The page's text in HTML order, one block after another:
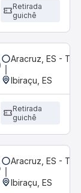
Retirada
guichê
Aracruz, ES -
Ibiraçu, ES
Retirada
guichê
Aracruz, ES -
Ibiraçu, ES